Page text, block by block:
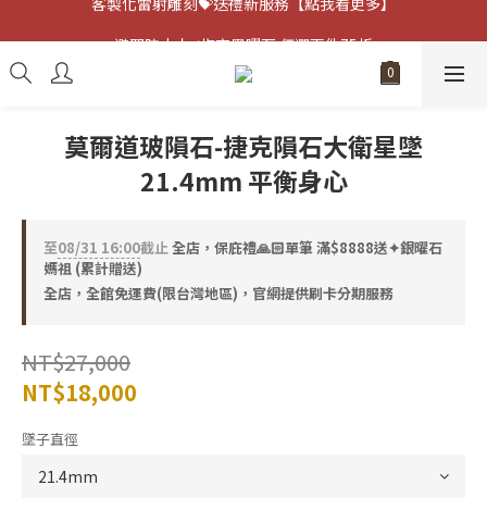
避邪防小人⚡指定黑曜石 任選兩件75折
客製化雷射雕刻💝送禮新服務【點我看更多】
莫爾道玻隕石-捷克隕石大衛星墜
21.4mm 平衡身心
至08/31 16:00截止全店，保庇禮🙏🏻單筆 滿$8888送✦銀曜石
媽祖 (累計贈送)
全店，全館免運費(限台灣地區)，官網提供刷卡分期服務
NT$27,000
NT$18,000
墜子直徑